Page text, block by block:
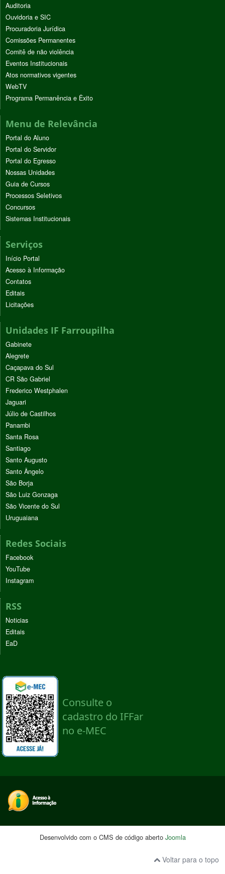
Auditoria
Ouvidoria e SIC
Procuradoria Jurídica
Comissões Permanentes
Comitê de não violência
Eventos Institucionais
Atos normativos vigentes
WebTV
Programa Permanência e Êxito
Menu de Relevância
Portal do Aluno
Portal do Servidor
Portal do Egresso
Nossas Unidades
Guia de Cursos
Processos Seletivos
Concursos
Sistemas Institucionais
Serviços
Início Portal
Acesso à Informação
Contatos
Editais
Licitações
Unidades IF Farroupilha
Gabinete
Alegrete
Caçapava do Sul
CR São Gabriel
Frederico Westphalen
Jaguari
Júlio de Castilhos
Panambi
Santa Rosa
Santiago
Santo Augusto
Santo Ângelo
São Borja
São Luiz Gonzaga
São Vicente do Sul
Uruguaiana
Redes Sociais
Facebook
YouTube
Instagram
RSS
Noticias
Editais
EaD
Desenvolvido com o CMS de código aberto Joomla
Voltar para o topo